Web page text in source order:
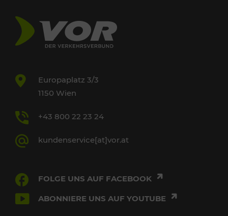
Europaplatz 3/3
1150 Wien
+43 800 22 23 24
kundenservice[at]vor.at
FOLGE UNS AUF FACEBOOK
ABONNIERE UNS AUF YOUTUBE